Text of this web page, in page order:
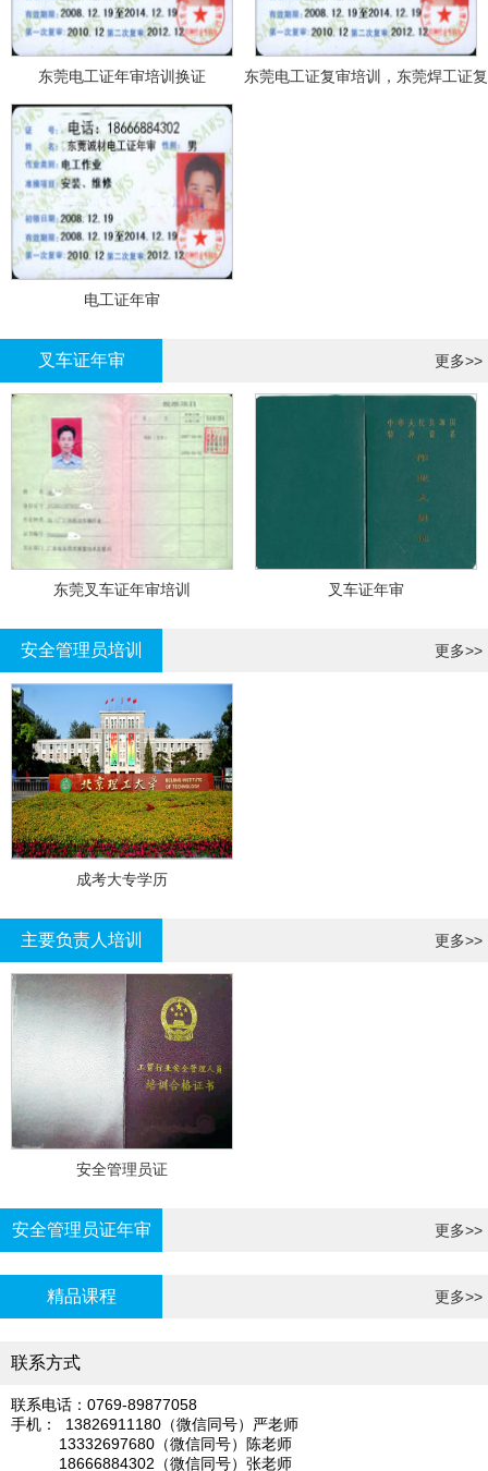
东莞电工证年审培训换证
东莞电工证复审培训，东莞焊工证复
电工证年审
叉车证年审 更多>>
东莞叉车证年审培训 叉车证年审
安全管理员培训 更多>>
成考大专学历
主要负责人培训 更多>>
安全管理员证
安全管理员证年审 更多>>
精品课程 更多>>
联系方式
联系电话：0769-89877058
手机： 13826911180（微信同号）严老师
13332697680（微信同号）陈老师
18666884302（微信同号）张老师